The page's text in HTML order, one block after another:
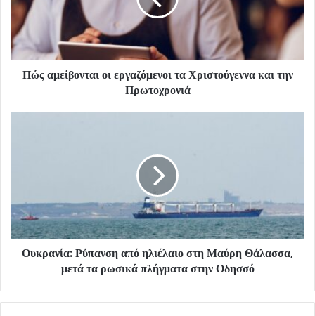
Πώς αμείβονται οι εργαζόμενοι τα Χριστούγεννα και την
Πρωτοχρονιά
Ουκρανία: Ρύπανση από ηλιέλαιο στη Μαύρη Θάλασσα,
μετά τα ρωσικά πλήγματα στην Οδησσό